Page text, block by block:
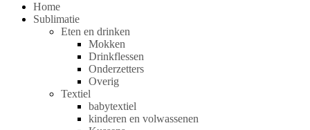
Home
Sublimatie
Eten en drinken
Mokken
Drinkflessen
Onderzetters
Overig
Textiel
babytextiel
kinderen en volwassenen